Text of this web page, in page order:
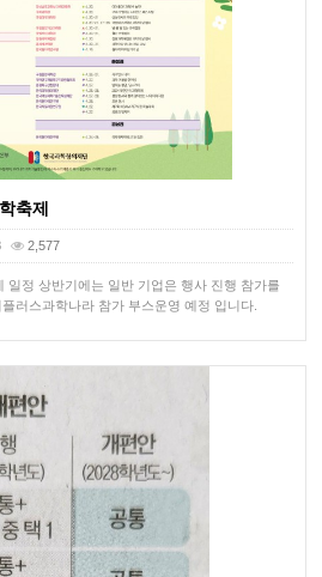
축제
2,577
일정 상반기에는 일반 기업은 행사 진행 참가를
러스과학나라 참가 부스운영 예정 입니다.